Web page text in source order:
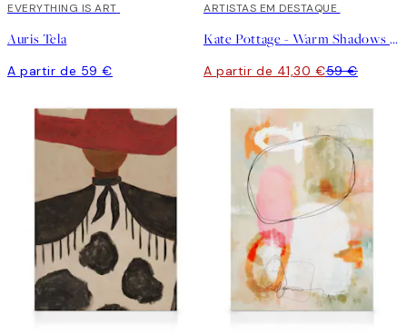
EVERYTHING IS ART
Auris Tela
A partir de 59 €
30%*
ARTISTAS EM DESTAQUE
Kate Pottage - Warm Shadows Tela
A partir de 41,30 €59 €